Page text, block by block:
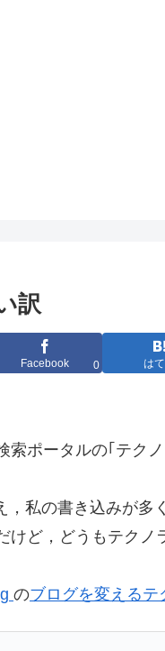
訳
Facebook 0 は
索ポータルの｢テク
私の書き込みが多
けど，どうもテクノ
のブログを変える